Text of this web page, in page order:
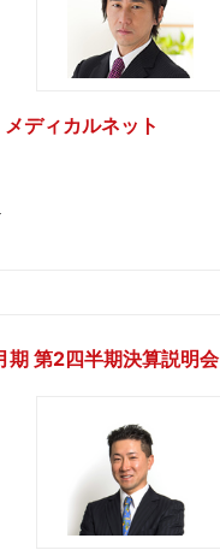
メディカルネット
第2四半期決算説明会